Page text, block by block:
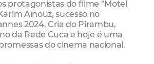
protagonistas do filme “Motel
Aïnouz, sucesso no
2024. Cria do Pirambu,
da Rede Cuca e hoje é uma
do cinema nacional.